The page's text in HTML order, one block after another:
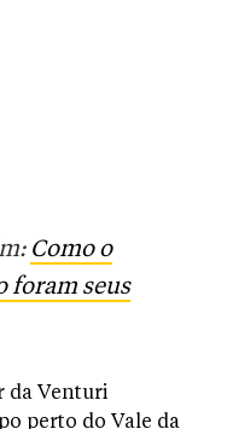
Como o
foram seus